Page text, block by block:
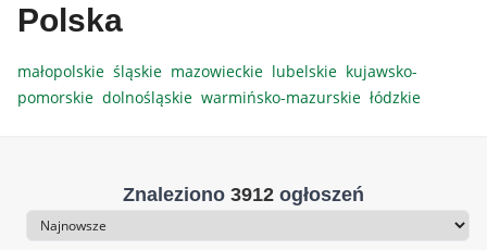
Polska
małopolskie śląskie mazowieckie lubelskie kujawsko-
pomorskie dolnośląskie warmińsko-mazurskie łódzkie
Znaleziono 3912 ogłoszeń
Sortowanie